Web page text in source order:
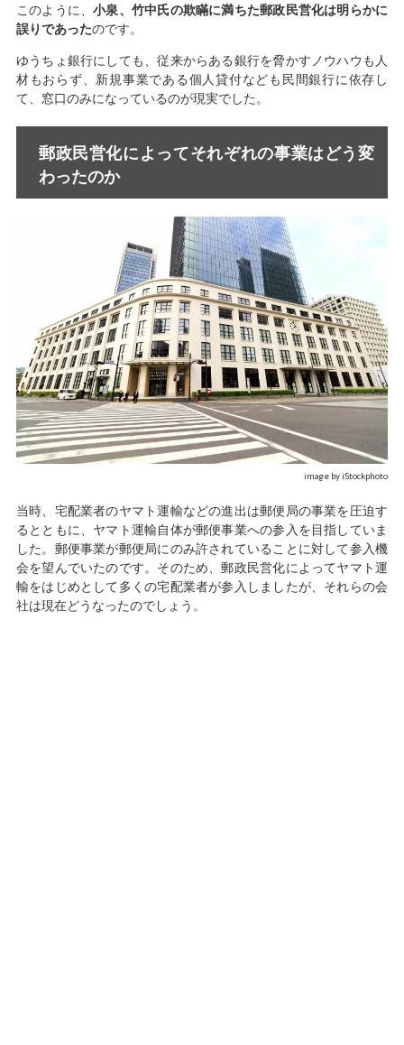
このように、小泉、竹中氏の欺瞞に満ちた郵政民営化は明らかに
誤りであったのです。
ゆうちょ銀行にしても、従来からある銀行を脅かすノウハウも人
材もおらず、新規事業である個人貸付なども民間銀行に依存し
て、窓口のみになっているのが現実でした。
郵政民営化によってそれぞれの事業はどう変
わったのか
image by iStockphoto
当時、宅配業者のヤマト運輸などの進出は郵便局の事業を圧迫す
るとともに、ヤマト運輸自体が郵便事業への参入を目指していま
した。郵便事業が郵便局にのみ許されていることに対して参入機
会を望んでいたのです。そのため、郵政民営化によってヤマト運
輸をはじめとして多くの宅配業者が参入しましたが、それらの会
社は現在どうなったのでしょう。